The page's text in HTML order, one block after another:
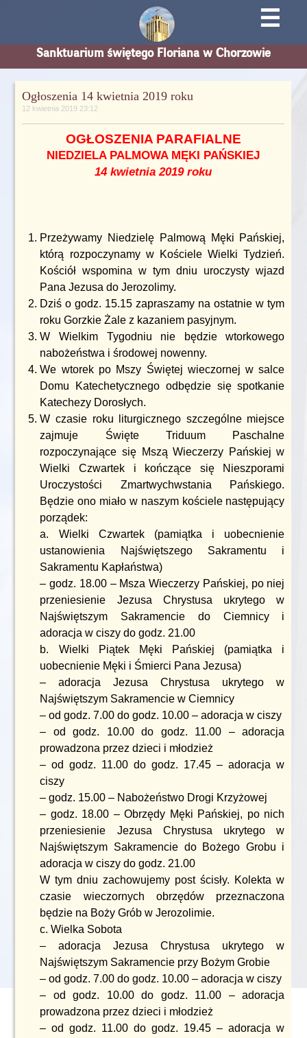
☰
Sanktuarium świętego Floriana w Chorzowie
Ogłoszenia 14 kwietnia 2019 roku
12 kwietnia 2019 23:12
OGŁOSZENIA PARAFIALNE
NIEDZIELA PALMOWA MĘKI PAŃSKIEJ
14 kwietnia 2019 roku
Przeżywamy Niedzielę Palmową Męki Pańskiej,
którą rozpoczynamy w Kościele Wielki Tydzień.
Kościół wspomina w tym dniu uroczysty wjazd
Pana Jezusa do Jerozolimy.
Dziś o godz. 15.15 zapraszamy na ostatnie w tym
roku Gorzkie Żale z kazaniem pasyjnym.
W Wielkim Tygodniu nie będzie wtorkowego
nabożeństwa i środowej nowenny.
We wtorek po Mszy Świętej wieczornej w salce
Domu Katechetycznego odbędzie się spotkanie
Katechezy Dorosłych.
W czasie roku liturgicznego szczególne miejsce
zajmuje Święte Triduum Paschalne
rozpoczynające się Mszą Wieczerzy Pańskiej w
Wielki Czwartek i kończące się Nieszporami
Uroczystości Zmartwychwstania Pańskiego.
Będzie ono miało w naszym kościele następujący
porządek:
a. Wielki Czwartek (pamiątka i uobecnienie
ustanowienia Najświętszego Sakramentu i
Sakramentu Kapłaństwa)
– godz. 18.00 – Msza Wieczerzy Pańskiej, po niej
przeniesienie Jezusa Chrystusa ukrytego w
Najświętszym Sakramencie do Ciemnicy i
adoracja w ciszy do godz. 21.00
b. Wielki Piątek Męki Pańskiej (pamiątka i
uobecnienie Męki i Śmierci Pana Jezusa)
– adoracja Jezusa Chrystusa ukrytego w
Najświętszym Sakramencie w Ciemnicy
– od godz. 7.00 do godz. 10.00 – adoracja w ciszy
– od godz. 10.00 do godz. 11.00 – adoracja
prowadzona przez dzieci i młodzież
– od godz. 11.00 do godz. 17.45 – adoracja w
ciszy
– godz. 15.00 – Nabożeństwo Drogi Krzyżowej
– godz. 18.00 – Obrzędy Męki Pańskiej, po nich
przeniesienie Jezusa Chrystusa ukrytego w
Najświętszym Sakramencie do Bożego Grobu i
adoracja w ciszy do godz. 21.00
W tym dniu zachowujemy post ścisły. Kolekta w
czasie wieczornych obrzędów przeznaczona
będzie na Boży Grób w Jerozolimie.
c. Wielka Sobota
– adoracja Jezusa Chrystusa ukrytego w
Najświętszym Sakramencie przy Bożym Grobie
– od godz. 7.00 do godz. 10.00 – adoracja w ciszy
– od godz. 10.00 do godz. 11.00 – adoracja
prowadzona przez dzieci i młodzież
– od godz. 11.00 do godz. 19.45 – adoracja w